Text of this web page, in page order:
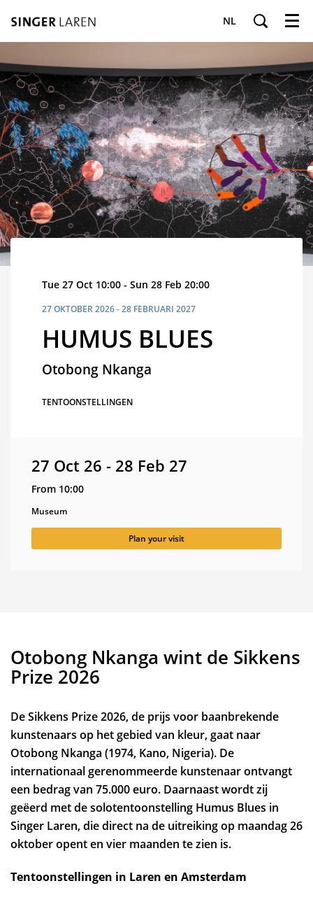
NL Menu
HUMUS BLUES
Otobong Nkanga
27 OKTOBER 2026 - 28 FEBRUARI 2027
Tue 27 Oct 10:00 - Sun 28 Feb 20:00
TENTOONSTELLINGEN
27 Oct 26 - 28 Feb 27
From 10:00
Museum
Plan your visit
Otobong Nkanga wint de Sikkens
Prize 2026
De Sikkens Prize 2026, de prijs voor baanbrekende
kunstenaars op het gebied van kleur, gaat naar
Otobong Nkanga (1974, Kano, Nigeria). De
internationaal gerenommeerde kunstenaar ontvangt
een bedrag van 75.000 euro. Daarnaast wordt zij
geëerd met de solotentoonstelling Humus Blues in
Singer Laren, die direct na de uitreiking op maandag 26
oktober opent en vier maanden te zien is.
Tentoonstellingen in Laren en Amsterdam